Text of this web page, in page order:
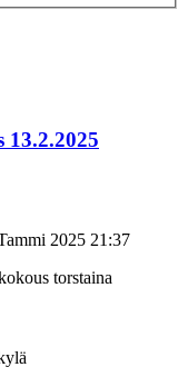
2025 21:37
torstaina